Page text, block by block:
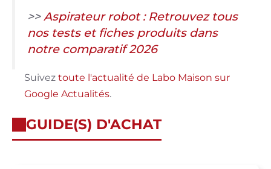
>>Aspirateur robot : Retrouvez tous
nos tests et fiches produits dans
notre comparatif 2026
Suivez toute l'actualité de Labo Maison sur
Google Actualités.
GUIDE(S) D'ACHAT